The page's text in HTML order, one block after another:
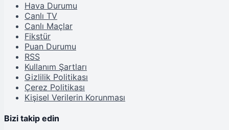
Hava Durumu
Canlı TV
Canlı Maçlar
Fikstür
Puan Durumu
RSS
Kullanım Şartları
Gizlilik Politikası
Çerez Politikası
Kişisel Verilerin Korunması
Bizi takip edin